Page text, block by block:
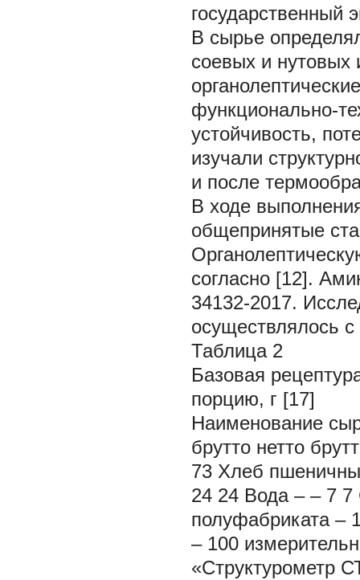
государственный
В сырье
соевых и нутовых
функционально-
устойчивость,
изучали
и после
В ходе
общепринятые
согласно [12].
34132-2017.
осуществлялось
Таблица 2
Базовая
порцию, г [17]
Наименование
брутто нетто
73 Хлеб
24 24 Вода – – 7
полуфабриката –
– 100
«Структурометр